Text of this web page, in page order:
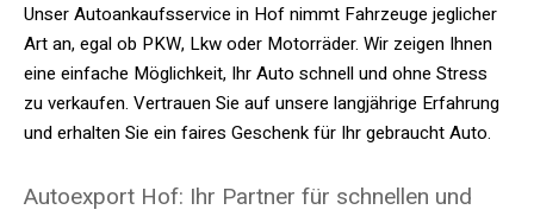
Unser Autoankaufsservice in Hof nimmt Fahrzeuge jeglicher
Art an, egal ob PKW, Lkw oder Motorräder. Wir zeigen Ihnen
eine einfache Möglichkeit, Ihr Auto schnell und ohne Stress
zu verkaufen. Vertrauen Sie auf unsere langjährige Erfahrung
und erhalten Sie ein faires Geschenk für Ihr gebraucht Auto.
Autoexport Hof: Ihr Partner für schnellen und